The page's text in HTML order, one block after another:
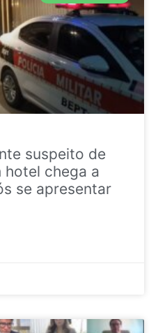
suspeito de
hotel chega a
se apresentar